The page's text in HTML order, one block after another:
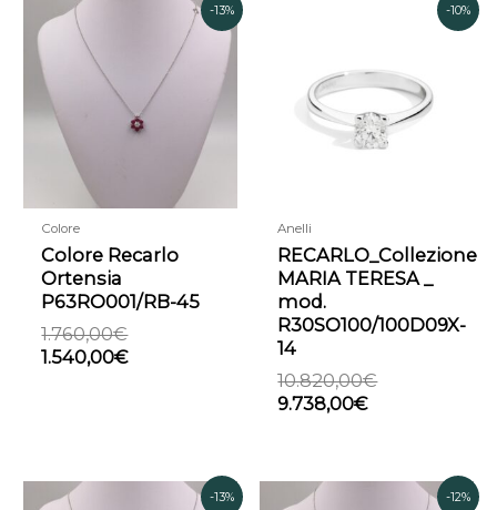
-13%
Colore
Colore Recarlo
Ortensia
P63RO001/RB-45
1.760,00€
prezzo
originale
1.760,00€.
1.540,00€
prezzo
attuale
1.540,00€.
-10%
Anelli
RECARLO_Collezione
MARIA TERESA _
mod.
R30SO100/100D09X-
14
10.820,00€
prezzo
era:
10.820,00€.
9.738,00€
è:
9.738,00€.
-13%
Il
-12%
Il